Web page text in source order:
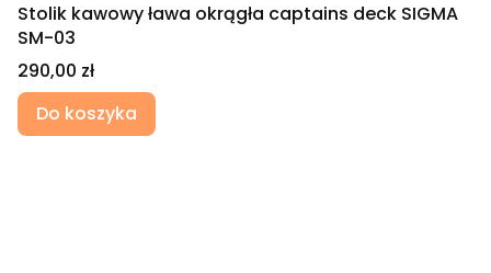
Stolik kawowy ława okrągła captains deck SIGMA
SM-03
Cena
290,00 zł
Do koszyka